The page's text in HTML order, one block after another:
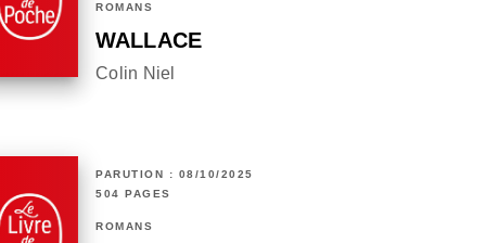
ROMANS
WALLACE
Colin Niel
PARUTION : 08/10/2025
504 PAGES
ROMANS